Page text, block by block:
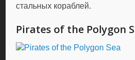
стальных кораблей.
Pirates of the Polygon